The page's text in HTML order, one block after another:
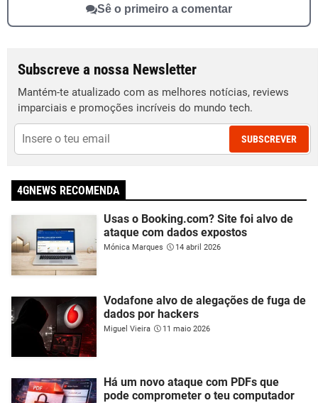
Sê o primeiro a comentar
Subscreve a nossa Newsletter
Mantém-te atualizado com as melhores notícias, reviews
imparciais e promoções incríveis do mundo tech.
SUBSCREVER
4GNEWS RECOMENDA
Usas o Booking.com? Site foi alvo de
ataque com dados expostos
Mónica Marques 14 abril 2026
Vodafone alvo de alegações de fuga de
dados por hackers
Miguel Vieira 11 maio 2026
Há um novo ataque com PDFs que
pode comprometer o teu computador